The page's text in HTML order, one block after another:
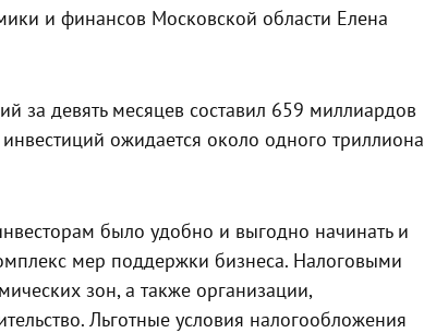
и финансов Московской области Елена
за девять месяцев составил 659 миллиардов
ожидается около одного триллиона
было удобно и выгодно начинать и
мер поддержки бизнеса. Налоговыми
зон, а также организации,
Льготные условия налогообложения